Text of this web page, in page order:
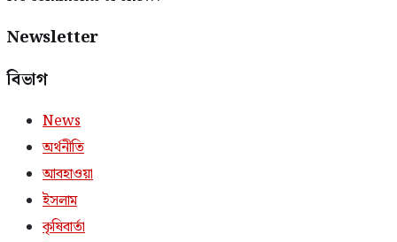
Newsletter
বিভাগ
News
অর্থনীতি
আবহাওয়া
ইসলাম
কৃষিবার্তা